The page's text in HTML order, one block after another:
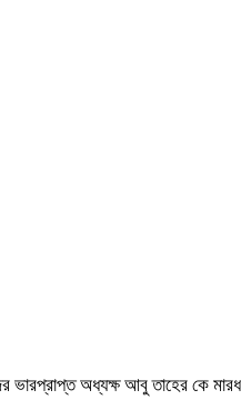
অধ্যক্ষ আবু তাহের কে